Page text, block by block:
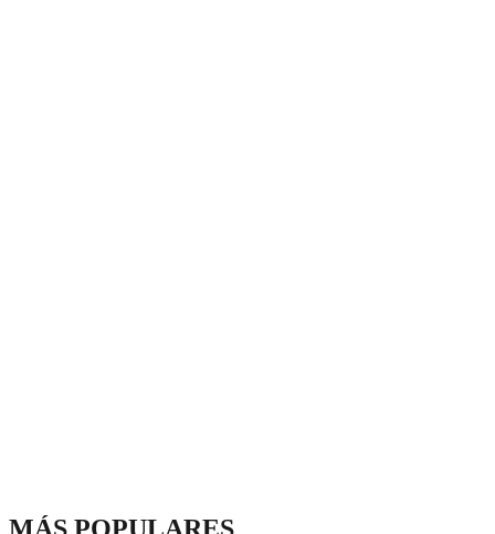
MÁS POPULARES